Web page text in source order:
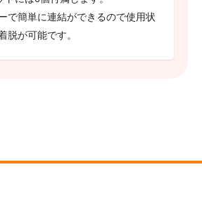
で簡単に連結ができるので使用状
脱が可能です。